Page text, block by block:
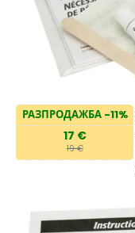
РАЗПРОДАЖБА -11%
17 €
19 €